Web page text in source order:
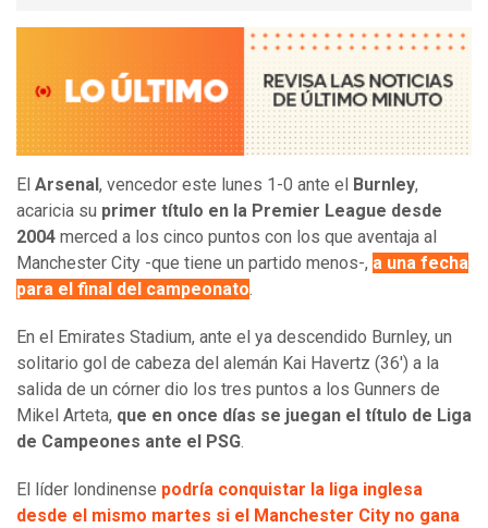
El Arsenal, vencedor este lunes 1-0 ante el Burnley,
acaricia su primer título en la Premier League desde
2004 merced a los cinco puntos con los que aventaja al
Manchester City -que tiene un partido menos-, a una fecha
para el final del campeonato.
En el Emirates Stadium, ante el ya descendido Burnley, un
solitario gol de cabeza del alemán Kai Havertz (36') a la
salida de un córner dio los tres puntos a los Gunners de
Mikel Arteta, que en once días se juegan el título de Liga
de Campeones ante el PSG.
El líder londinense podría conquistar la liga inglesa
desde el mismo martes si el Manchester City no gana